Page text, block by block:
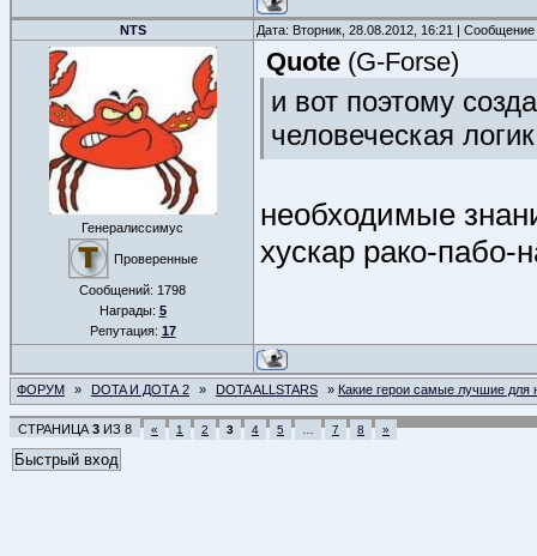
NTS Дата: Вторник, 28.08.2012, 16:21 |
Генералиссимус
Проверенные
Сообщений: 1798
Награды: 5
Репутация: 17
Quote (G-Forse)
и вот поэтому
человеческая
необходимые
хускар рако-пабо-
ФОРУМ » DOTA И ДОТА 2 » DOTA ALLSTARS » Какие герои самые лучшие для
СТРАНИЦА 3 ИЗ 8 « 1 2 3 4 5 7 8 »